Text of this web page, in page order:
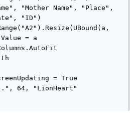
"Mother Name", "Place",
"ID")
= a